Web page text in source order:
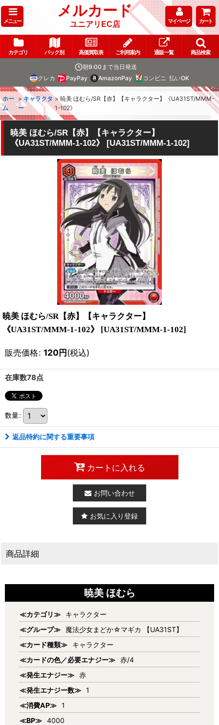
メニュー
メルカード
ユニアリEC店 マイページ カート
カテゴリ パック別 高価買取表 ご利用案内 通販一覧 商品検索
朝9:00まで当日発送
クレカ
PayPay AmazonPay コンビニ 払いOK
ホー
ム
> キャラクタ
ー
> 暁美 ほむら/SR【赤】【キャラクター】《UA31ST/MMM-
1-102》
暁美 ほむら/SR【赤】【キャラクター】
《UA31ST/MMM-1-102》
[UA31ST/MMM-1-102]
暁美 ほむら/SR【赤】【キャラクター】
《UA31ST/MMM-1-102》
[UA31ST/MMM-1-102]
販売価格: 120円(税込)
在庫数78点
数量:
返品特約に関する重要事項
カートに入れる
お問い合わせ
お気に入り登録
商品詳細
暁美 ほむら
≪カテゴリ≫
キャラクター
≪グループ≫
魔法少女まどか☆マギカ 【UA31ST】
≪カード種類≫
キャラクター
≪カードの色／必要エナジー≫ 赤/4
≪発生エナジー≫ 赤
≪発生エナジー数≫ 1
≪消費AP≫ 1
≪BP≫ 4000